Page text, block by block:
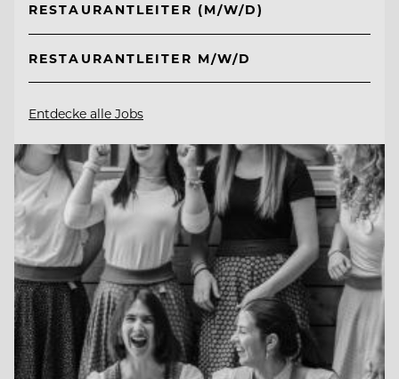
RESTAURANTLEITER (M/W/D)
RESTAURANTLEITER M/W/D
Entdecke alle Jobs